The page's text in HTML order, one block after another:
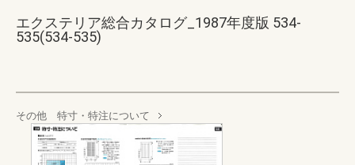
エクステリア総合カタログ_1987年度版 534-
535(534-535)
その他 特寸・特注について